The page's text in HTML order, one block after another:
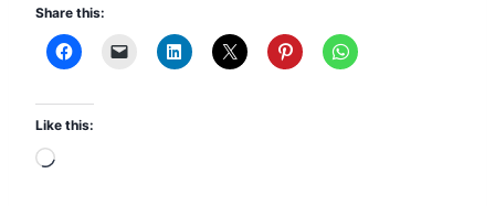
Share this:
Like this:
L